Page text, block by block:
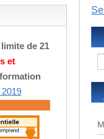
de 21
et
formation